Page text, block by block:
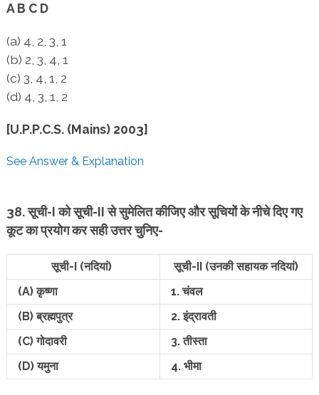
A B C D
(a) 4, 2, 3, 1
(b) 2, 3, 4, 1
(c) 3, 4, 1, 2
(d) 4, 3, 1, 2
[U.P.P.C.S. (Mains) 2003]
See Answer & Explanation
38. सूची-I को सूची-II से सुमेलित कीजिए और सूचियों के नीचे दिए गए
कूट का प्रयोग कर सही उत्तर चुनिए-
सूची-I (नदियां) सूची-II (उनकी सहायक नदियां)
(A) कृष्णा
1. चंवल
(B) ब्रह्मपुत्र
2. इंद्रावती
(C) गोदावरी
3. तीस्ता
(D) यमुना
4. भीमा